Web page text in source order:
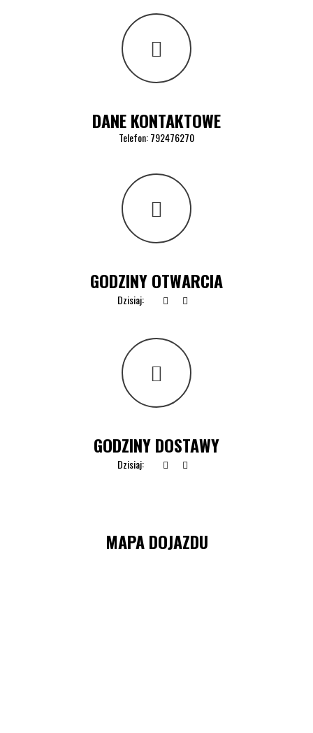
DANE KONTAKTOWE
Telefon:792476270
GODZINY OTWARCIA
Dzisiaj:
GODZINY DOSTAWY
Dzisiaj:
MAPA DOJAZDU